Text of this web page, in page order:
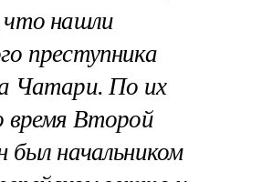
нашли
преступника
Чатари. По их
время Второй
был начальником